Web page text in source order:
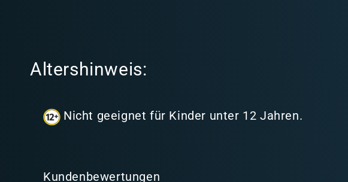
n
Altershinweis:
Nicht geeignet für Kinder unter 12 Jahren.
Kundenbewertungen